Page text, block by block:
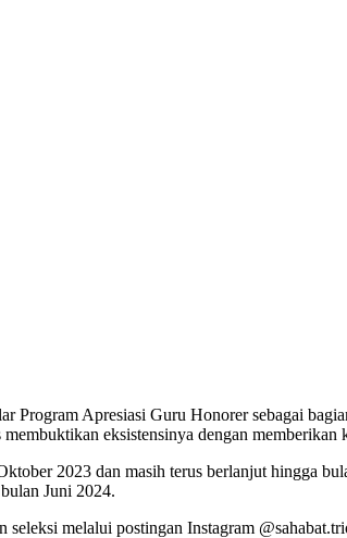
Program Apresiasi Guru Honorer sebagai
eksistensinya dengan
2023 dan masih terus berlanjut hingga
Juni 2024.
melalui postingan Instagram